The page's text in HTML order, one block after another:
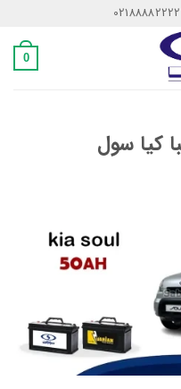
02188882222
0
کیا سول